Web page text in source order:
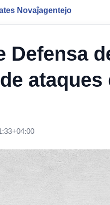
Novaĵagentejo
Defensa